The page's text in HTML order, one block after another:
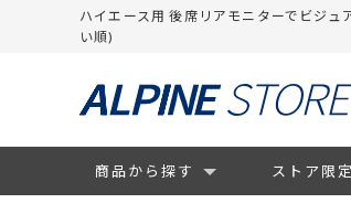
ハイエース用 後席リアモニターでビジ
い順)
商品から探す ストア限